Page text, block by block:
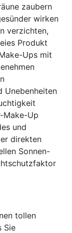
zaubern
wirken
verzichten,
Produkt
Ups mit
Unebenheiten
Make-Up
und
direkten
Sonnen-
tollen
Sie